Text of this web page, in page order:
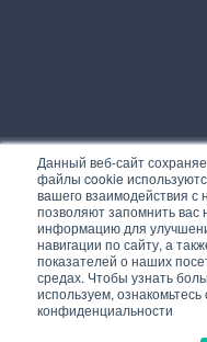
Данный веб-сайт
файлы cookie
вашего взаимодействия
позволяют запомнить вас
информацию для
навигации по сайту, а
показателей о наших
средах. Чтобы узнать
используем,
конфиденциальности
На этом сайте
персонализации
пользователей. Чтобы
использовании cookies,
Политикой
Вы можете запретить
настройках своего